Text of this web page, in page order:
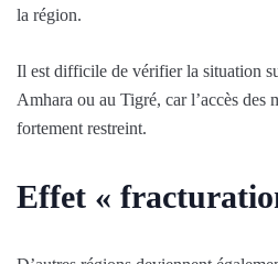
la région.
Il est difficile de vérifier la situation
Amhara ou au Tigré, car l’accès des
fortement restreint.
Effet «